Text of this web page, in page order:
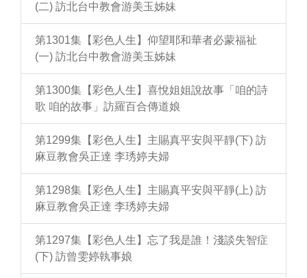
(二) 訪北台中教會游美玉姊妹
第1301集【彩色人生】仰望耶和華者必蒙福祉
(一) 訪北台中教會游美玉姊妹
第1300集【彩色人生】喜悅姐姐說故事「咱的詩
歌 咱的故事」訪羅百合傳道娘
第1299集【彩色人生】主賜真平安與平靜(下) 訪
麻豆教會吳正達 李琇婷夫婦
第1298集【彩色人生】主賜真平安與平靜(上) 訪
麻豆教會吳正達 李琇婷夫婦
第1297集【彩色人生】忘了我是誰！淺談失智症
(下) 訪曾雯婷執事娘